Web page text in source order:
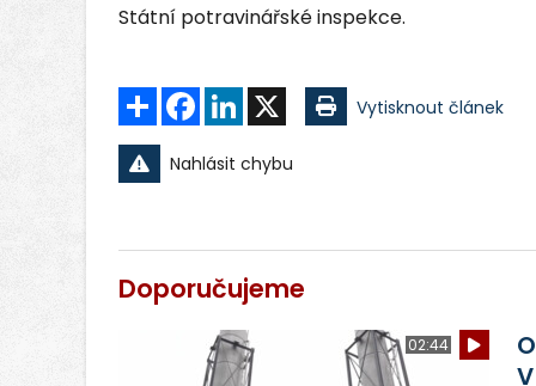
Státní potravinářské inspekce.
Sdílet FacebookLinkedIn Vytisknout článek
Nahlásit chybu
Doporučujeme
02:44